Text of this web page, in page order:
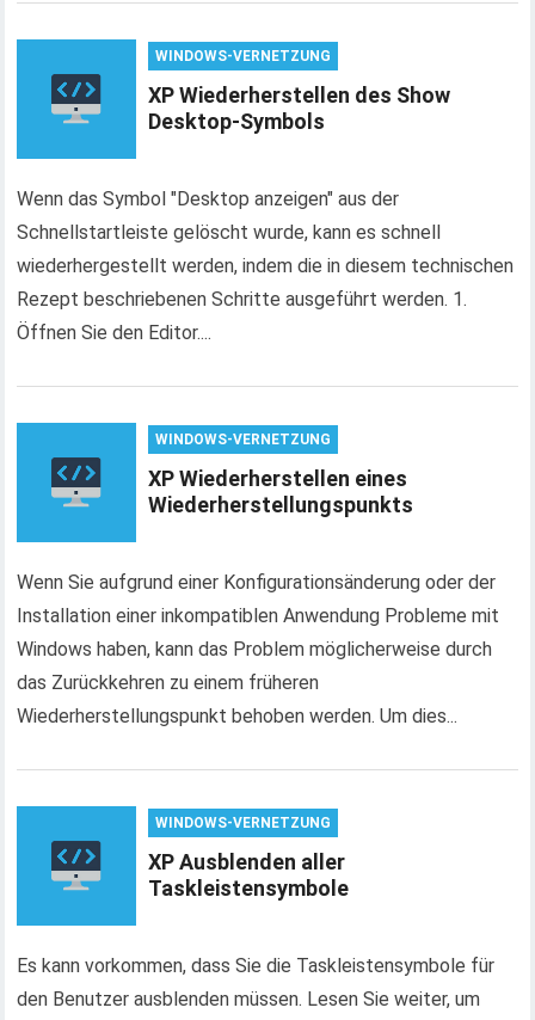
WINDOWS-VERNETZUNG
XP Wiederherstellen des Show
Desktop-Symbols
Wenn das Symbol "Desktop anzeigen" aus der
Schnellstartleiste gelöscht wurde, kann es schnell
wiederhergestellt werden, indem die in diesem technischen
Rezept beschriebenen Schritte ausgeführt werden. 1.
Öffnen Sie den Editor....
WINDOWS-VERNETZUNG
XP Wiederherstellen eines
Wiederherstellungspunkts
Wenn Sie aufgrund einer Konfigurationsänderung oder der
Installation einer inkompatiblen Anwendung Probleme mit
Windows haben, kann das Problem möglicherweise durch
das Zurückkehren zu einem früheren
Wiederherstellungspunkt behoben werden. Um dies...
WINDOWS-VERNETZUNG
XP Ausblenden aller
Taskleistensymbole
Es kann vorkommen, dass Sie die Taskleistensymbole für
den Benutzer ausblenden müssen. Lesen Sie weiter, um